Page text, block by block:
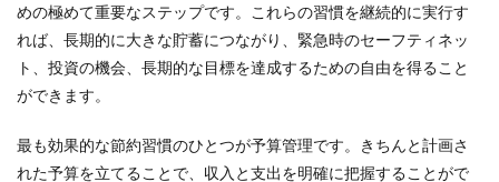
めの極めて重要なステップです。これらの習慣を継続的に実行す
れば、長期的に大きな貯蓄につながり、緊急時のセーフティネッ
ト、投資の機会、長期的な目標を達成するための自由を得ること
ができます。
最も効果的な節約習慣のひとつが予算管理です。きちんと計画さ
れた予算を立てることで、収入と支出を明確に把握することがで